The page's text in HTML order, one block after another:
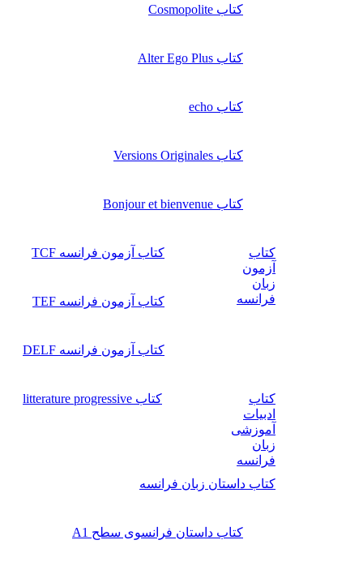
کتاب Cosmopolite
کتاب Alter Ego Plus
کتاب echo
کتاب Versions Originales
کتاب Bonjour et bienvenue
کتاب
آزمون
زبان
فرانسه
کتاب آزمون فرانسه TCF
کتاب آزمون فرانسه TEF
کتاب آزمون فرانسه DELF
کتاب
ادبیات
آموزشی
زبان
فرانسه
کتاب litterature progressive
کتاب داستان زبان فرانسه
کتاب داستان فرانسوی سطح A1